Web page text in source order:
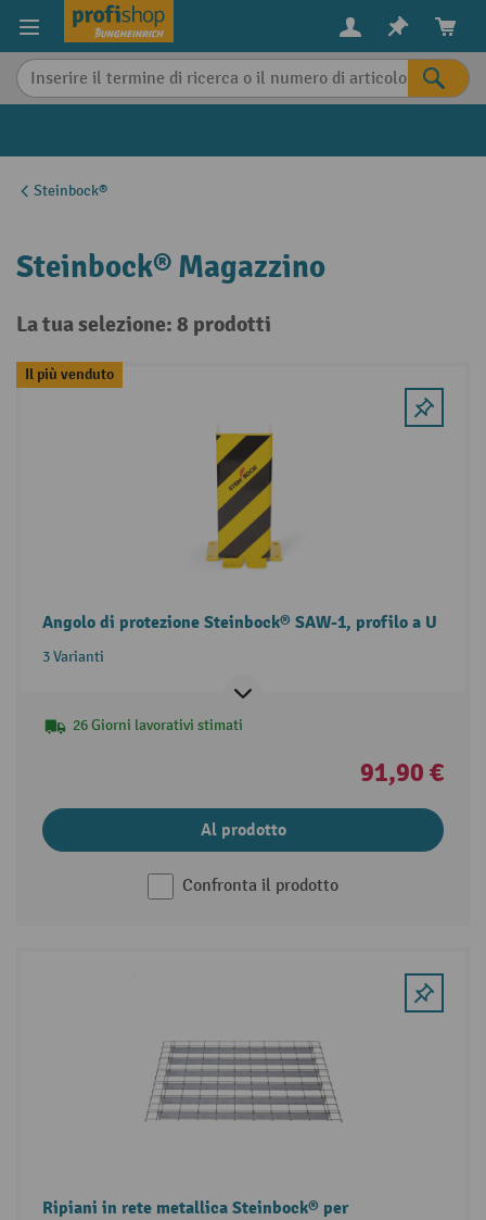
content
Steinbock®
Steinbock® Magazzino
La tua selezione: 8 prodotti
Il più venduto
Angolo di protezione Steinbock® SAW-1, profilo a U
3 Varianti
26 Giorni lavorativi stimati
91,90 €
Al prodotto
Confronta il prodotto
Ripiani in rete metallica Steinbock® per